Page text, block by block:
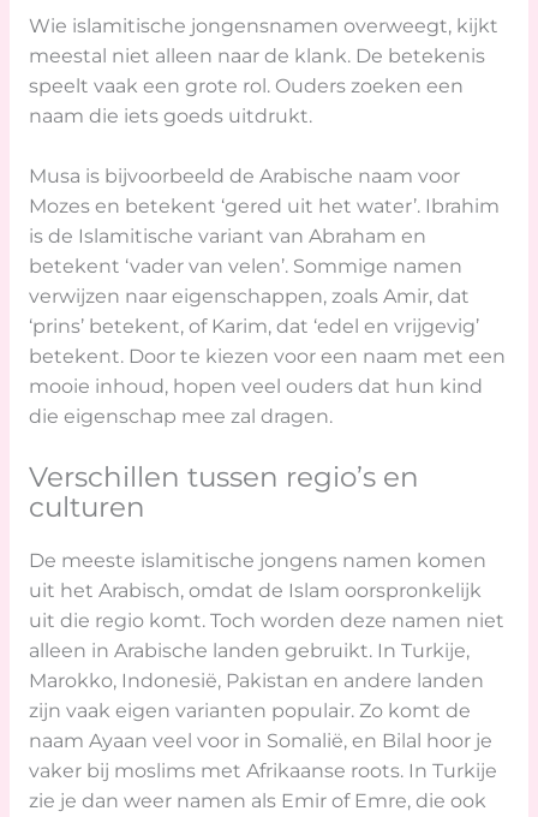
Wie islamitische jongensnamen overweegt, kijkt
meestal niet alleen naar de klank. De betekenis
speelt vaak een grote rol. Ouders zoeken een
naam die iets goeds uitdrukt.
Musa is bijvoorbeeld de Arabische naam voor
Mozes en betekent ‘gered uit het water’. Ibrahim
is de Islamitische variant van Abraham en
betekent ‘vader van velen’. Sommige namen
verwijzen naar eigenschappen, zoals Amir, dat
‘prins’ betekent, of Karim, dat ‘edel en vrijgevig’
betekent. Door te kiezen voor een naam met een
mooie inhoud, hopen veel ouders dat hun kind
die eigenschap mee zal dragen.
Verschillen tussen regio’s en
culturen
De meeste islamitische jongens namen komen
uit het Arabisch, omdat de Islam oorspronkelijk
uit die regio komt. Toch worden deze namen niet
alleen in Arabische landen gebruikt. In Turkije,
Marokko, Indonesië, Pakistan en andere landen
zijn vaak eigen varianten populair. Zo komt de
naam Ayaan veel voor in Somalië, en Bilal hoor je
vaker bij moslims met Afrikaanse roots. In Turkije
zie je dan weer namen als Emir of Emre, die ook